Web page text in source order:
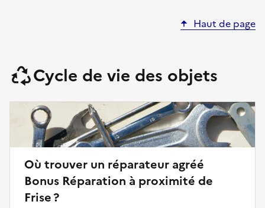
Haut de page
Cycle de vie des objets
Où trouver un réparateur agréé
Bonus Réparation à proximité de
Frise ?